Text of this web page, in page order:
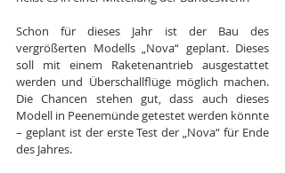
Schon für dieses Jahr ist der Bau des
vergrößerten Modells „Nova“ geplant. Dieses
soll mit einem Raketenantrieb ausgestattet
werden und Überschallflüge möglich machen.
Die Chancen stehen gut, dass auch dieses
Modell in Peenemünde getestet werden könnte
– geplant ist der erste Test der „Nova“ für Ende
des Jahres.